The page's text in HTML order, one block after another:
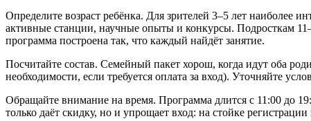
Определите возраст ребёнка. Для зрителей 3–5 лет наиболее
активные станции, научные опыты и конкурсы. Подросткам
программа построена так, что каждый найдёт занятие.
Посчитайте состав. Семейный пакет хорош, когда идут оба
необходимости, если требуется оплата за вход). Уточняйте
Обращайте внимание на время. Программа длится с 11:00 до
только даёт скидку, но и упрощает вход: на стойке